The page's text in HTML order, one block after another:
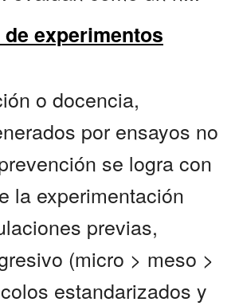
experimentos
o docencia,
por ensayos no
se logra con
la experimentación
previas,
(micro > meso >
estandarizados y